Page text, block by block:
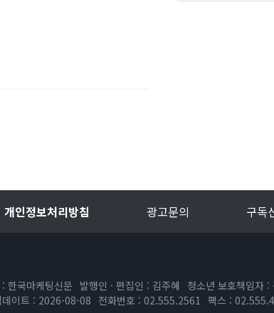
개인정보처리방침 광고문의 구독
한국마케팅신문 발행인 · 편집인 : 김주혜
청소년 보호책임자 :
데이트 : 2026-08-08 전화번호 : 02.555.2561 팩스 :